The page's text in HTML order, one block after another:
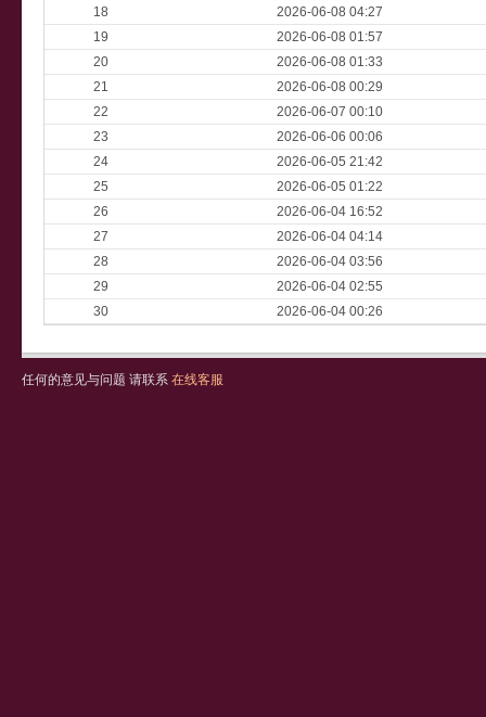
18
2026-06-08 04:27
19
2026-06-08 01:57
20
2026-06-08 01:33
21
2026-06-08 00:29
22
2026-06-07 00:10
23
2026-06-06 00:06
24
2026-06-05 21:42
25
2026-06-05 01:22
26
2026-06-04 16:52
27
2026-06-04 04:14
28
2026-06-04 03:56
29
2026-06-04 02:55
30
2026-06-04 00:26
任何的意见与问题 请联系 在线客服